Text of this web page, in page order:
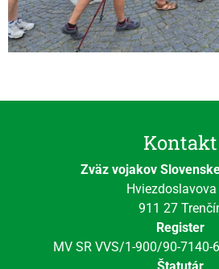
Kontakt
Zväz vojakov
911 27
Register
MV SR VVS/1-900/90-7140-